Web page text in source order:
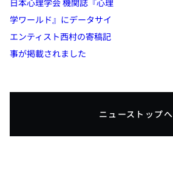
学ワールド』にデータサイ
エンティスト西村の寄稿記
事が掲載されました
ニューストップへ